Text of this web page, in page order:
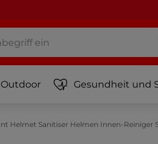
Outdoor Gesundheit und
Helmet Sanitiser Helmen Innen-Reiniger